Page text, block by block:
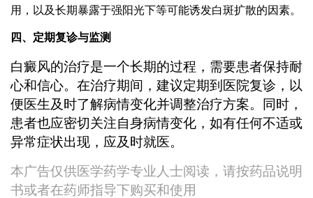
用，以及长期暴露于强阳光下等可能诱发白斑扩散的因素。
四、定期复诊与监测
白癜风的治疗是一个长期的过程，需要患者保持耐
心和信心。在治疗期间，建议定期到医院复诊，以
便医生及时了解病情变化并调整治疗方案。同时，
患者也应密切关注自身病情变化，如有任何不适或
异常症状出现，应及时就医。
本广告仅供医学药学专业人士阅读，请按药品说明
书或者在药师指导下购买和使用